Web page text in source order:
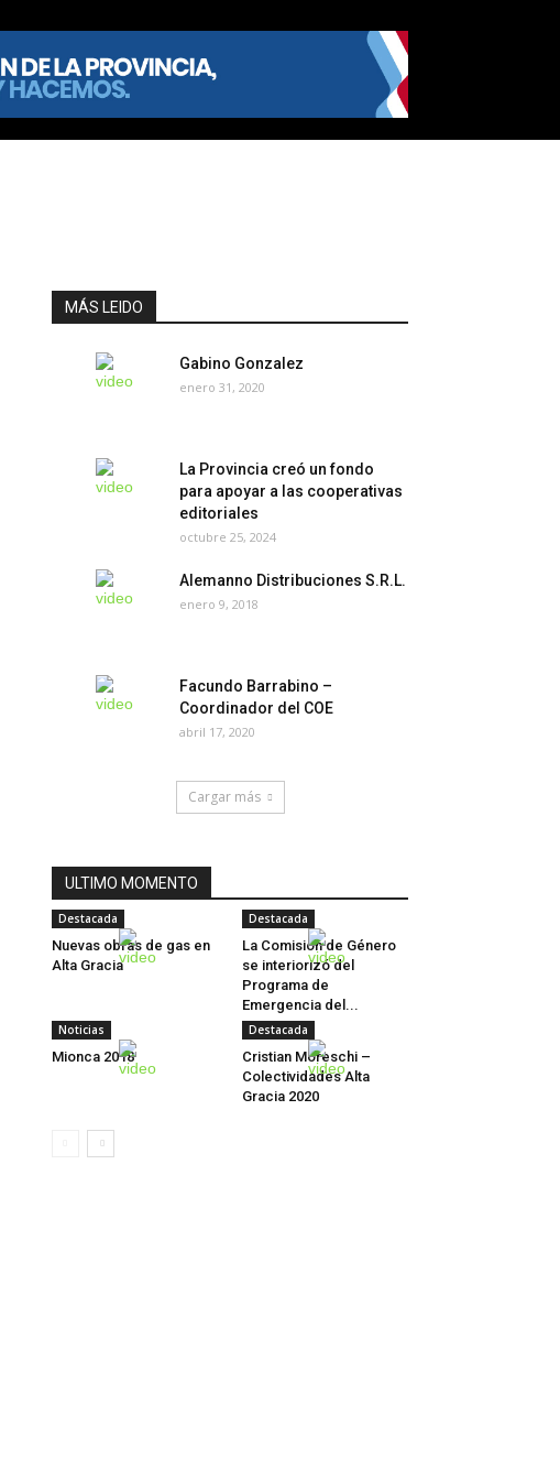
MÁS LEIDO
Gabino Gonzalez
enero 31, 2020
La Provincia creó un fondo
para apoyar a las cooperativas
editoriales
octubre 25, 2024
Alemanno Distribuciones S.R.L.
enero 9, 2018
Facundo Barrabino –
Coordinador del COE
abril 17, 2020
Cargar más
ULTIMO MOMENTO
Destacada
Nuevas obras de gas en
Alta Gracia
Destacada
La Comisión de Género
se interiorizó del
Programa de
Emergencia del...
Noticias
Mionca 2018
Destacada
Cristian Moreschi –
Colectividades Alta
Gracia 2020